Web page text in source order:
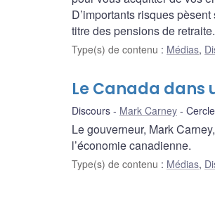
D’importants risques
titre des pensions de retraite.
Type(s) de contenu : Médias,
Le Canada
Discours Mark Carney
Le gouverneur, Mark
l’économie canadienne.
Type(s) de contenu : Médias,